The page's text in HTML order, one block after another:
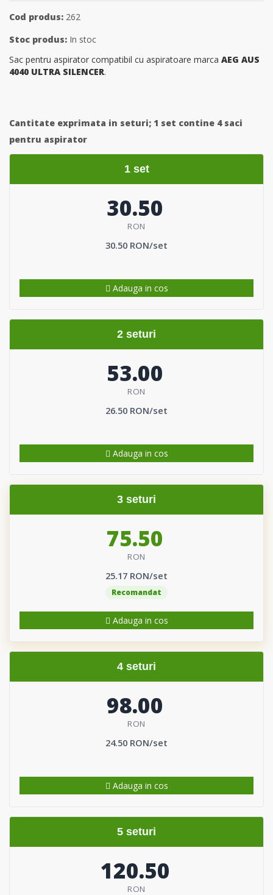
Cod produs: 262
Stoc produs: In stoc
Sac pentru aspirator compatibil cu aspiratoare marca AEG AUS
4040 ULTRA SILENCER.
Cantitate exprimata in seturi; 1 set contine 4 saci
pentru aspirator
1 set
30.50
RON
30.50 RON/set
Adauga in cos
2 seturi
53.00
RON
26.50 RON/set
Adauga in cos
3 seturi
75.50
RON
25.17 RON/set
Recomandat
Adauga in cos
4 seturi
98.00
RON
24.50 RON/set
Adauga in cos
5 seturi
120.50
RON